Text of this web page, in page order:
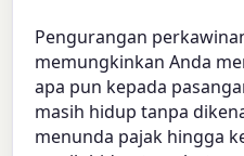
Pengurangan
memungkinkan Anda
apa pun kepada
masih hidup tanpa
menunda pajak hingga